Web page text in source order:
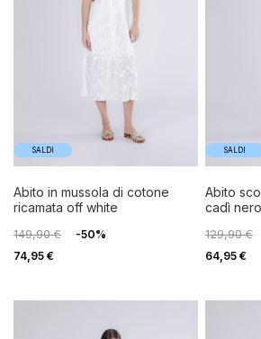
SALDI
abito in mussola di cotone
ricamata off white
149,90 €
-50%
74,95 €
SALDI
abito scollo americana in
cadì nero
129,90 €
64,95 €